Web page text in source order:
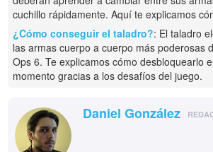
cuchillo rápidamente. Aquí te explicamos
¿Cómo conseguir el taladro?: El taladro
las armas cuerpo a cuerpo más poderosas
Ops 6. Te explicamos cómo desbloquearlo
momento gracias a los desafíos del juego.
Daniel González